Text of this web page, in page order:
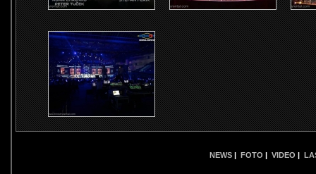
NEWS | FOTO | VIDEO |